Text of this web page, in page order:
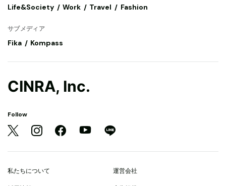
Life&Society
Work Travel Fashion
サブメディア
Fika Kompass
CINRA, Inc.
Follow
私たちについて 運営会社